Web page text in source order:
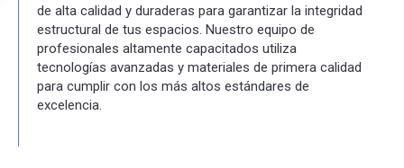
de alta calidad y duraderas para garantizar la integridad
estructural de tus espacios. Nuestro equipo de
profesionales altamente capacitados utiliza
tecnologías avanzadas y materiales de primera calidad
para cumplir con los más altos estándares de
excelencia.